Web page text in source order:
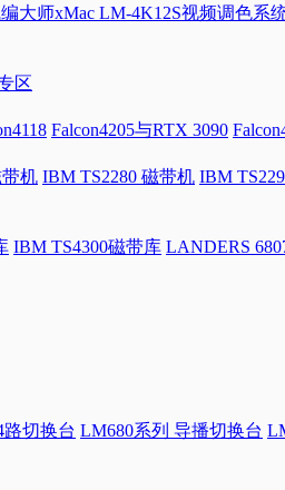
大师xMac LM-4K12S视频调色系
区
Falcon4205与RTX 3090
机 IBM TS2280 磁带机 IBM
IBM TS4300磁带库 LANDERS
切换台 LM680系列 导播切换台